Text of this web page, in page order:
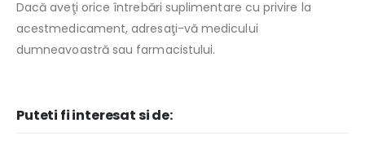
Dacă aveţi orice întrebări suplimentare cu privire la
acestmedicament, adresaţi-vă medicului
dumneavoastră sau farmacistului.
Puteti fi interesat si de: